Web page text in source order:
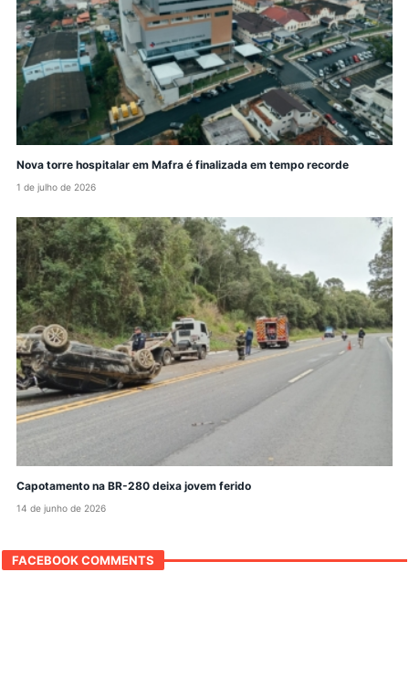
Nova torre hospitalar em Mafra é finalizada em tempo recorde
1 de julho de 2026
Capotamento na BR-280 deixa jovem ferido
14 de junho de 2026
FACEBOOK COMMENTS